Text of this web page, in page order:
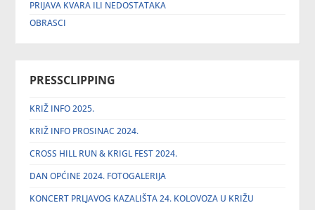
PRIJAVA KVARA ILI NEDOSTATAKA
OBRASCI
PRESSCLIPPING
KRIŽ INFO 2025.
KRIŽ INFO PROSINAC 2024.
CROSS HILL RUN & KRIGL FEST 2024.
DAN OPĆINE 2024. FOTOGALERIJA
KONCERT PRLJAVOG KAZALIŠTA 24. KOLOVOZA U KRIŽU